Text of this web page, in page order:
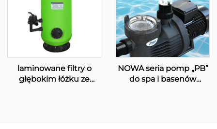
laminowane filtry o
głębokim łóżku ze
NOWA seria pomp „PB”
do spa i basenów